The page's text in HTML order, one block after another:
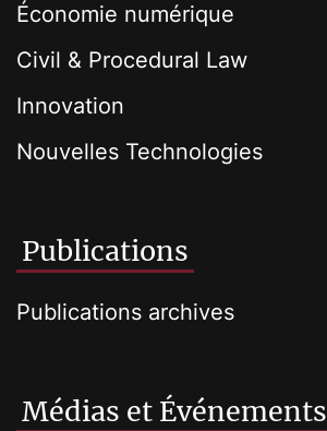
Économie numérique
Civil & Procedural Law
Innovation
Nouvelles Technologies
Publications
Publications archives
Médias et Événements